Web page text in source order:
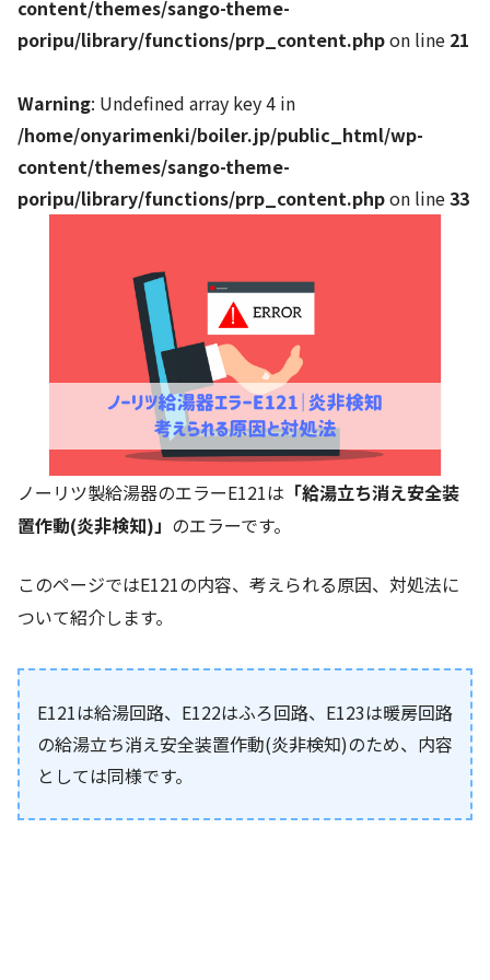
content/themes/sango-theme-
poripu/library/functions/prp_content.phpon line 21
Warning: Undefined array key 4 in
/home/onyarimenki/boiler.jp/public_html/wp-
content/themes/sango-theme-
poripu/library/functions/prp_content.phpon line33
ノーリツ製給湯器のエラーE121は 「給湯立ち消え安全装
置作動(炎非検知)」 のエラーです。
このページではE121の内容、考えられる原因、対処法に
ついて紹介します。
E121は給湯回路、E122はふろ回路、E123は暖房回路
の給湯立ち消え安全装置作動(炎非検知)のため、内容
としては同様です。